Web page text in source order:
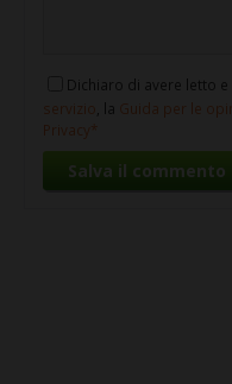
Dichiaro di avere letto
servizio , la Guida per le
Privacy